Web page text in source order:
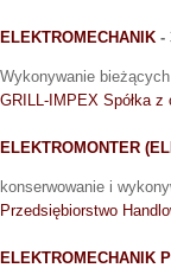
ELEKTROMECHANIK -
Wykonywanie
GRILL-IMPEX Spółka z
ELEKTROMONTER
konserwowanie i
Przedsiębiorstwo
ELEKTROMECHANIK